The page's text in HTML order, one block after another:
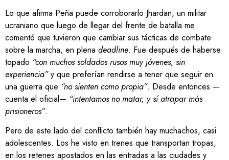
Lo que afirma Peña puede corroborarlo Jhardan, un militar
ucraniano que luego de llegar del frente de batalla me
comentó que tuvieron que cambiar sus tácticas de combate
sobre la marcha, en plena deadline. Fue después de haberse
topado “con muchos soldados rusos muy jóvenes, sin
experiencia”y que preferían rendirse a tener que seguir en
una guerra que “no sienten como propia”. Desde entonces —
cuenta el oficial— “intentamos no matar, y sí atrapar más
prisioneros”.
Pero de este lado del conflicto también hay muchachos, casi
adolescentes. Los he visto en trenes que transportan tropas,
en los retenes apostados en las entradas a las ciudades y